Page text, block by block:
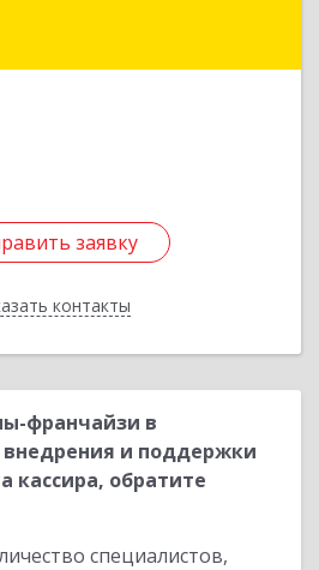
заявку
контакты
заявку
Назад
франчайзи в
и поддержки
кассира, обратите
специалистов,